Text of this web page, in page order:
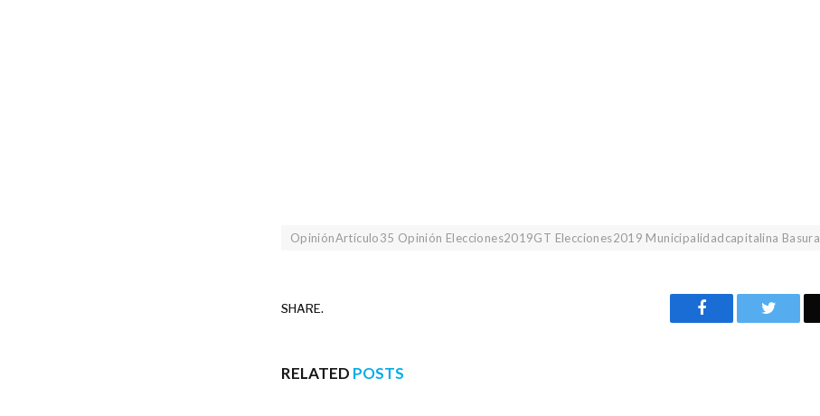
OpiniónArtículo35 Opinión Elecciones2019GT Elecciones2019 Municipalidadcapitalina Basura
SHARE. Facebook Twitter
RELATED POSTS